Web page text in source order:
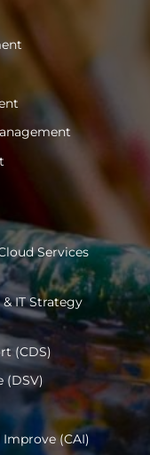
Services
IT Strategy
(CDS)
(DSV)
(CAI)